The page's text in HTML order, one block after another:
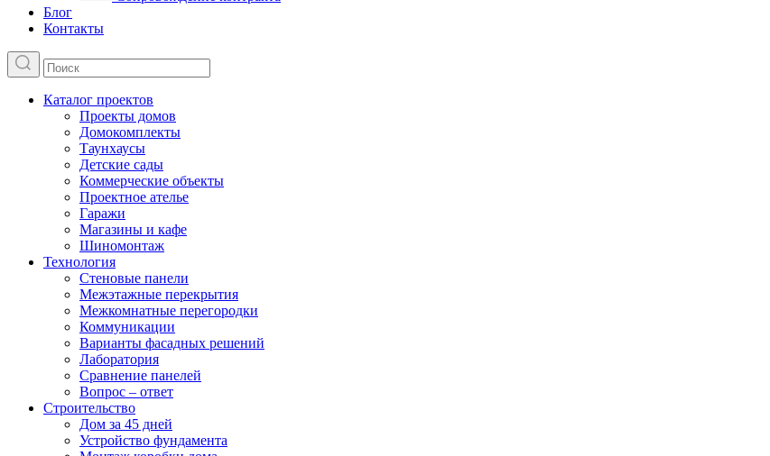
Блог
Контакты
Каталог проектов
Проекты домов
Домокомплекты
Таунхаусы
Детские сады
Коммерческие объекты
Проектное ателье
Гаражи
Магазины и кафе
Шиномонтаж
Технология
Стеновые панели
Межэтажные перекрытия
Межкомнатные перегородки
Коммуникации
Варианты фасадных решений
Лаборатория
Сравнение панелей
Вопрос – ответ
Строительство
Дом за 45 дней
Устройство фундамента